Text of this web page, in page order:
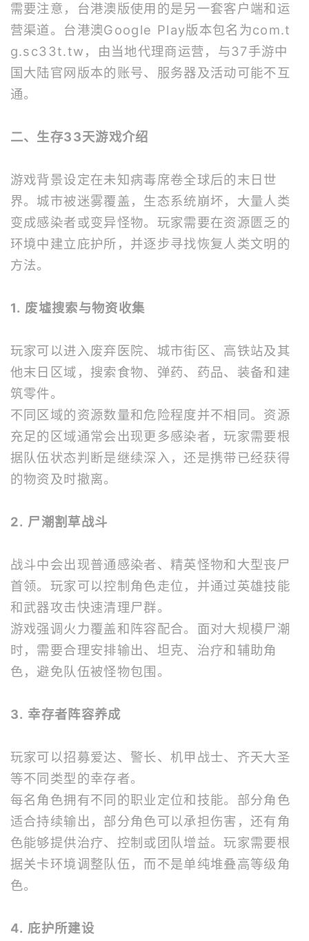
需要注意，台港澳版使用的是另一套客户端和运
营渠道。台港澳Google Play版本包名为com.t
g.sc33t.tw，由当地代理商运营，与37手游中
国大陆官网版本的账号、服务器及活动可能不互
通。
二、生存33天游戏介绍
游戏背景设定在未知病毒席卷全球后的末日世
界。城市被迷雾覆盖，生态系统崩坏，大量人类
变成感染者或变异怪物。玩家需要在资源匮乏的
环境中建立庇护所，并逐步寻找恢复人类文明的
方法。
1. 废墟搜索与物资收集
玩家可以进入废弃医院、城市街区、高铁站及其
他末日区域，搜索食物、弹药、药品、装备和建
筑零件。
不同区域的资源数量和危险程度并不相同。资源
充足的区域通常会出现更多感染者，玩家需要根
据队伍状态判断是继续深入，还是携带已经获得
的物资及时撤离。
2. 尸潮割草战斗
战斗中会出现普通感染者、精英怪物和大型丧尸
首领。玩家可以控制角色走位，并通过英雄技能
和武器攻击快速清理尸群。
游戏强调火力覆盖和阵容配合。面对大规模尸潮
时，需要合理安排输出、坦克、治疗和辅助角
色，避免队伍被怪物包围。
3. 幸存者阵容养成
玩家可以招募爱达、警长、机甲战士、齐天大圣
等不同类型的幸存者。
每名角色拥有不同的职业定位和技能。部分角色
适合持续输出，部分角色可以承担伤害，还有角
色能够提供治疗、控制或团队增益。玩家需要根
据关卡环境调整队伍，而不是单纯堆叠高等级角
色。
4. 庇护所建设